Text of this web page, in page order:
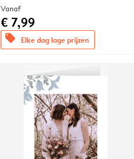
Vanaf
€ 7,99
offers Elke dag lage prijzen